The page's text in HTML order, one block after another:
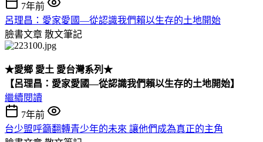
7年前
呂理昌：愛家愛國—從認識我們賴以生存的土地開始
臉書文章 散文筆記
★愛鄉 愛土 愛台灣系列 ★
【呂理昌：愛家愛國—從認識我們賴以生存的土地開始】
繼續閱讀
7年前
台少盟呼籲翻轉青少年的未來 讓他們成為真正的主角